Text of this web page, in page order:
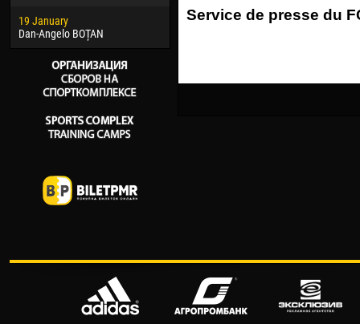
19 January
Dan-Angelo BOȚAN
28 March
Raí LOPES DE OLIVEIRA
17
Jair
Service de presse du